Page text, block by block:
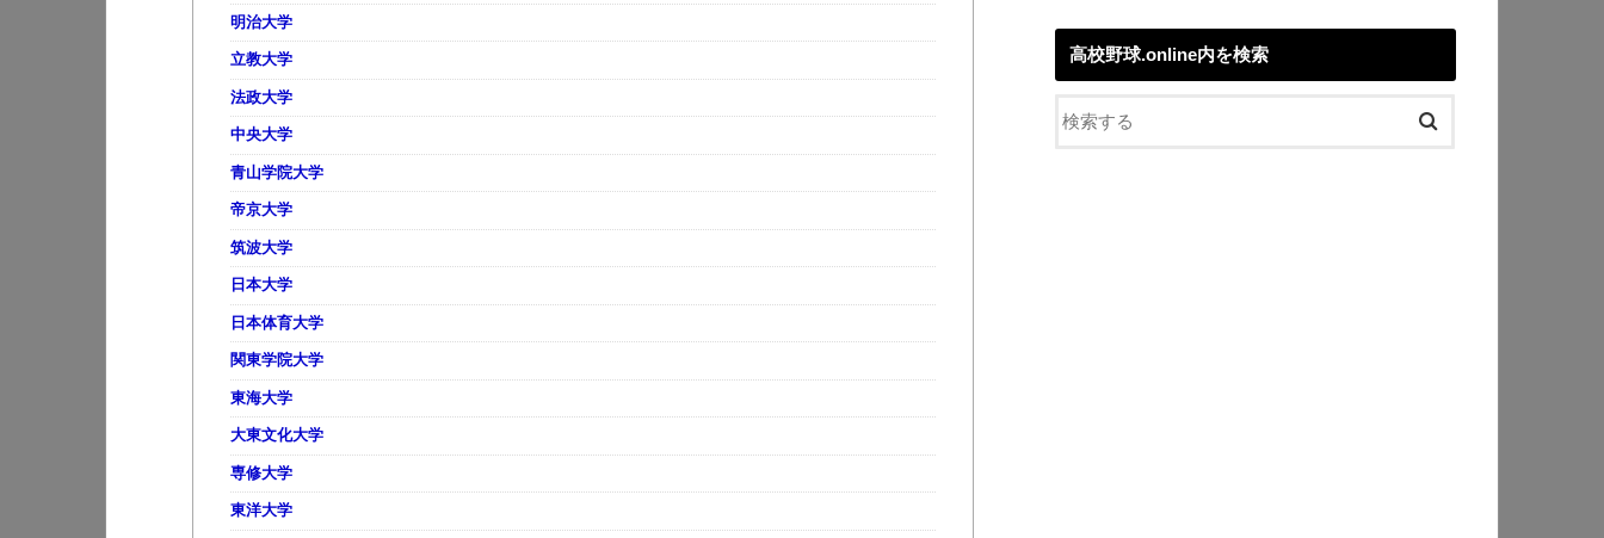
明治大学
立教大学
法政大学
中央大学
青山学院大学
帝京大学
筑波大学
日本大学
日本体育大学
関東学院大学
東海大学
大東文化大学
専修大学
東洋大学
高校野球.online内を検索